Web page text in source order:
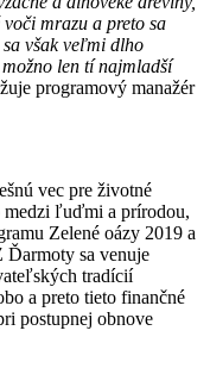
mrazu a preto sa
však veľmi dlho
len tí najmladší
programový manažér
vec pre životné
medzi ľuďmi a prírodou,
Zelené oázy 2019 a
Ďarmoty sa venuje
tradícií
a preto tieto finančné
postupnej obnove